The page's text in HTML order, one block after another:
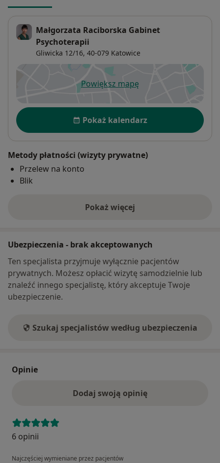
Małgorzata Raciborska Gabinet
Psychoterapii
Gliwicka 12/16, 40-079 Katowice
Powiększ mapęotwiera się w nowej karcie
Dostępność
Pokaż kalendarz
Metody płatności (wizyty prywatne)
Przelew na konto
Blik
Pokaż więcej
o adresie
Ubezpieczenia - brak akceptowanych
Ten specjalista przyjmuje wyłącznie pacjentów
prywatnych. Możesz opłacić wizytę samodzielnie lub
znaleźć innego specjalistę, który akceptuje Twoje
ubezpieczenie.
Szukaj specjalistów według ubezpieczenia
Opinie
Dodaj swoją opinię
6 opinii
Najczęściej wymieniane przez pacjentów